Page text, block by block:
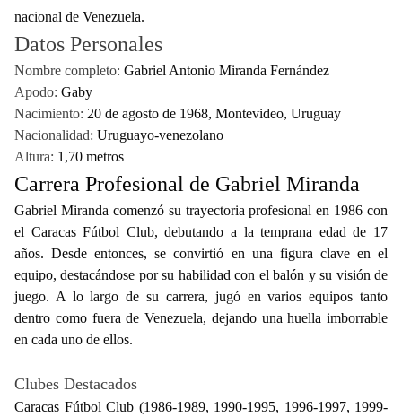
nacional de Venezuela.
Datos Personales
Nombre completo: Gabriel Antonio Miranda Fernández
Apodo: Gaby
Nacimiento: 20 de agosto de 1968, Montevideo, Uruguay
Nacionalidad: Uruguayo-venezolano
Altura: 1,70 metros
Carrera Profesional de Gabriel Miranda
Gabriel Miranda comenzó su trayectoria profesional en 1986 con
el Caracas Fútbol Club, debutando a la temprana edad de 17
años. Desde entonces, se convirtió en una figura clave en el
equipo, destacándose por su habilidad con el balón y su visión de
juego. A lo largo de su carrera, jugó en varios equipos tanto
dentro como fuera de Venezuela, dejando una huella imborrable
en cada uno de ellos.
Clubes Destacados
Caracas Fútbol Club (1986-1989, 1990-1995, 1996-1997, 1999-